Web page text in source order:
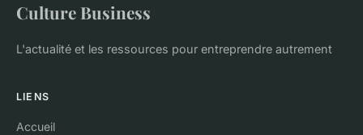
Culture Business
L'actualité et les ressources pour entreprendre autrement
LIENS
Accueil